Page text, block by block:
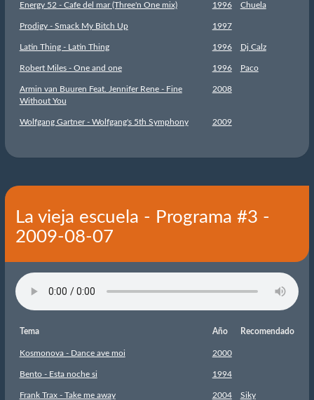
Energy 52 - Cafe del mar (Three'n One mix) 1996 Chuela
Prodigy - Smack My Bitch Up 1997
Latin Thing - Latin Thing 1996 Dj Calz
Robert Miles - One and one 1996 Paco
Armin van Buuren Feat. Jennifer Rene - Fine
Without You
2008
Wolfgang Gartner - Wolfgang's 5th Symphony 2009
La vieja escuela - Programa #3 -
2009-08-07
Tema Año Recomendado
Kosmonova - Dance ave moi 2000
Bento - Esta noche si 1994
Frank Trax - Take me away 2004 Siky